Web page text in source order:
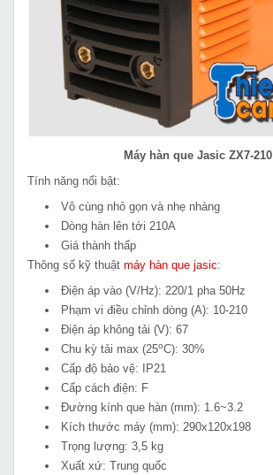
Máy hàn que Jasic ZX7-210
Tính năng nổi bật:
Vô cùng nhỏ gọn và nhẹ nhàng
Dòng hàn lên tới 210A
Giá thành thấp
Thông số kỹ thuật máy hàn que jasic:
Điện áp vào (V/Hz): 220/1 pha 50Hz
Phạm vi điều chỉnh dòng (A): 10-210
Điện áp không tải (V): 67
Chu kỳ tải max (25oC): 30%
Cấp độ bảo vệ: IP21
Cấp cách điện: F
Đường kính que hàn (mm): 1.6~3.2
Kích thước máy (mm): 290x120x198
Trọng lượng: 3,5 kg
Xuất xứ: Trung quốc